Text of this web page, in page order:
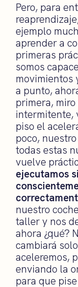
Pero, para
ejemplo
aprender a
primeras
somos
movimientos
a punto,
primera,
intermitente,
piso el
poco,
todas estas
vuelve
ejecutamos
nuestro
taller y nos
ahora ¿qué?
cambiará
aceleremos,
enviando la
para que